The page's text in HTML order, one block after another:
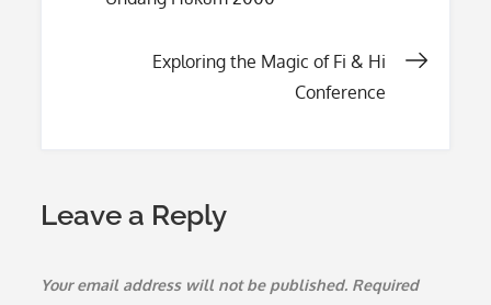
Exploring the Magic of Fi & Hi
Conference
Leave a Reply
Your email address will not be published. Required